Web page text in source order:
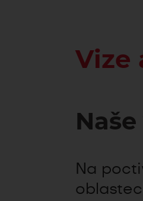
Vize
Na